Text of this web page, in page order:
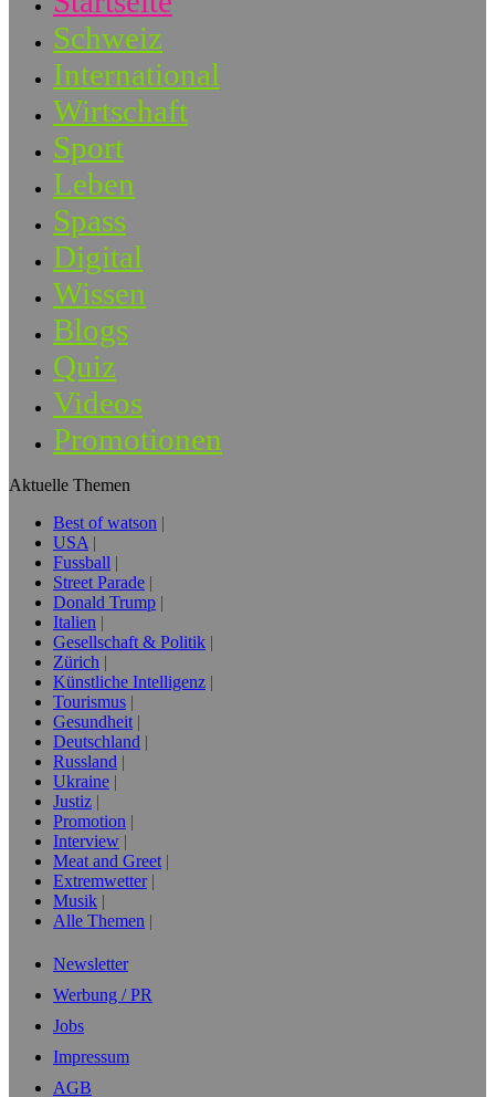
Schweiz
International
Wirtschaft
Sport
Leben
Spass
Digital
Wissen
Blogs
Quiz
Videos
Promotionen
Aktuelle Themen
Best of watson
USA
Fussball
Street Parade
Donald Trump
Italien
Gesellschaft & Politik
Zürich
Künstliche Intelligenz
Tourismus
Gesundheit
Deutschland
Russland
Ukraine
Justiz
Promotion
Interview
Meat and Greet
Extremwetter
Musik
Alle Themen
Newsletter
Werbung / PR
Jobs
Impressum
AGB